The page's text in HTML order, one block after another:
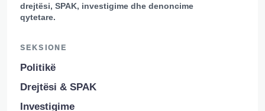
drejtësi, SPAK, investigime dhe denoncime
qytetare.
SEKSIONE
Politikë
Drejtësi & SPAK
Investigime